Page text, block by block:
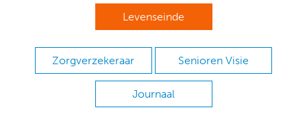
Levenseinde
Zorgverzekeraar Senioren Visie
Journaal